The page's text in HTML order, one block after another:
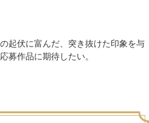
起伏に富んだ、突き抜けた印象を与
募作品に期待したい。